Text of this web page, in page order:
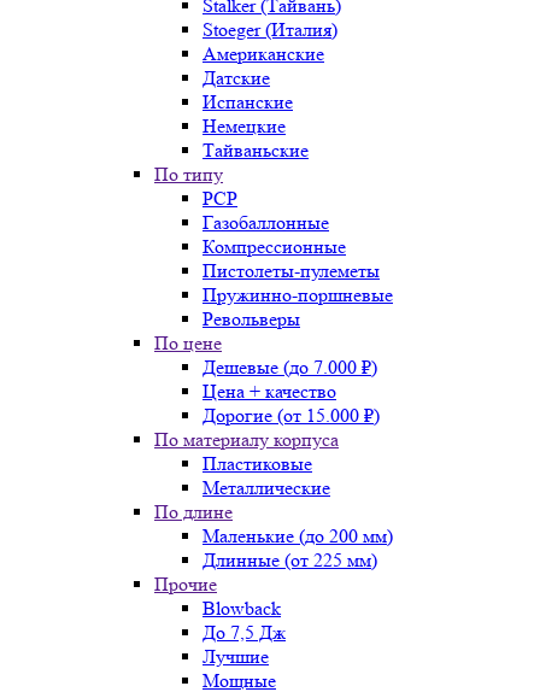
Stalker (Тайвань)
Stoeger (Италия)
Американские
Датские
Испанские
Немецкие
Тайваньские
По типу
PCP
Газобаллонные
Компрессионные
Пистолеты-пулеметы
Пружинно-поршневые
Револьверы
По цене
Дешевые (до 7.000 ₽)
Цена + качество
Дорогие (от 15.000 ₽)
По материалу корпуса
Пластиковые
Металлические
По длине
Маленькие (до 200 мм)
Длинные (от 225 мм)
Прочие
Blowback
До 7,5 Дж
Лучшие
Мощные